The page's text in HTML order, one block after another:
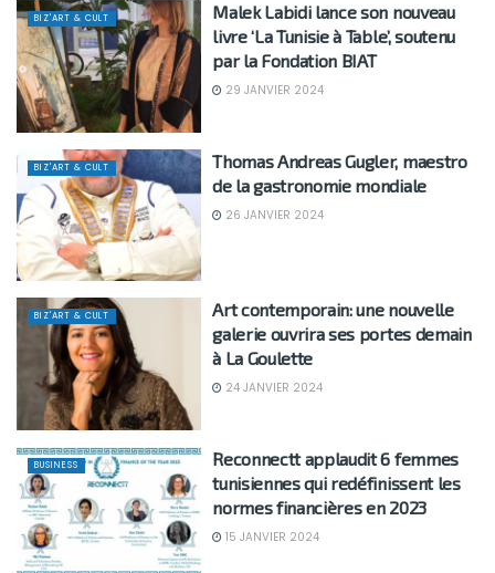
BIZ'ART & CULT
Malek Labidi lance son nouveau
livre ‘La Tunisie à Table’, soutenu
par la Fondation BIAT
29 JANVIER 2024
BIZ'ART & CULT
Thomas Andreas Gugler, maestro
de la gastronomie mondiale
26 JANVIER 2024
BIZ'ART & CULT
Art contemporain: une nouvelle
galerie ouvrira ses portes demain
à La Goulette
24 JANVIER 2024
BUSINESS
Reconnectt applaudit 6 femmes
tunisiennes qui redéfinissent les
normes financières en 2023
15 JANVIER 2024